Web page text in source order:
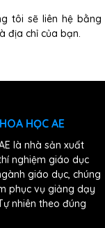
tôi sẽ liên hệ bằng
địa chỉ của bạn.
HỌC AE
là nhà sản xuất
nghiệm giáo dục
giáo dục, chúng
phục vụ giảng dạy
nhiên theo đúng